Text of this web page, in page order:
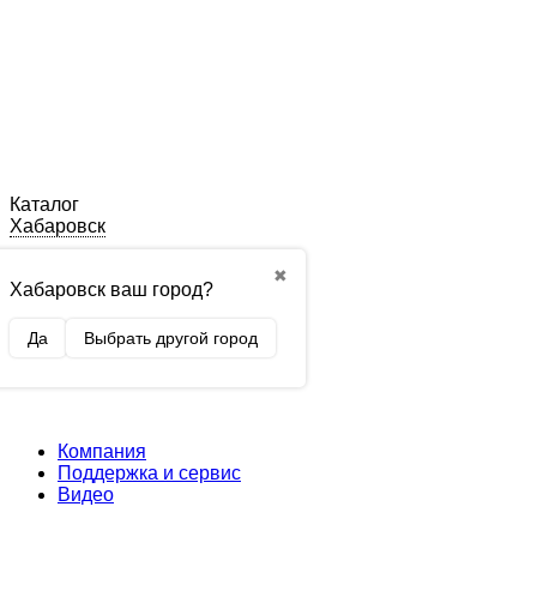
Каталог
Хабаровск
✖
Хабаровск ваш город?
Да Выбрать другой город
Компания
Поддержка и сервис
Видео